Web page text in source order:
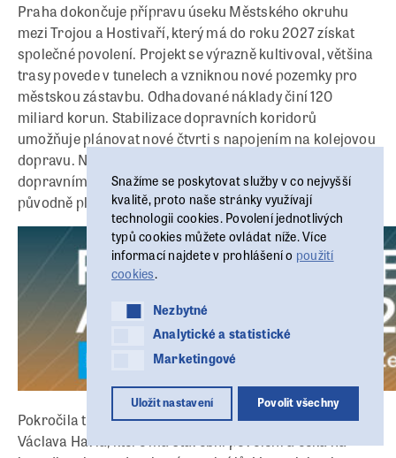
Praha dokončuje přípravu úseku Městského okruhu
mezi Trojou a Hostivaří, který má do roku 2027 získat
společné povolení. Projekt se výrazně kultivoval, většina
trasy povede v tunelech a vzniknou nové pozemky pro
městskou zástavbu. Odhadované náklady činí 120
miliard korun. Stabilizace dopravních koridorů
umožňuje plánovat nové čtvrti s napojením na kolejovou
dopravu. Například u stanice metra D Nové Dvory se díky
dopravním vazbám může postavit až trojnásobek
původně plánovaných ploch.
Pokročila také příprava železničního napojení Letiště
Václava Havla, které má stavební povolení a čeká na
Snažíme se poskytovat služby v co nejvyšší
kvalitě, proto naše stránky využívají
technologii cookies. Povolení jednotlivých
typů cookies můžete ovládat níže. Více
informací najdete v prohlášení o použití
cookies.
NezbytnéNezbytné
Analytické a statistické
Analytické a statistické
Marketingové
Marketingové
Uložit nastavení Povolit všechny